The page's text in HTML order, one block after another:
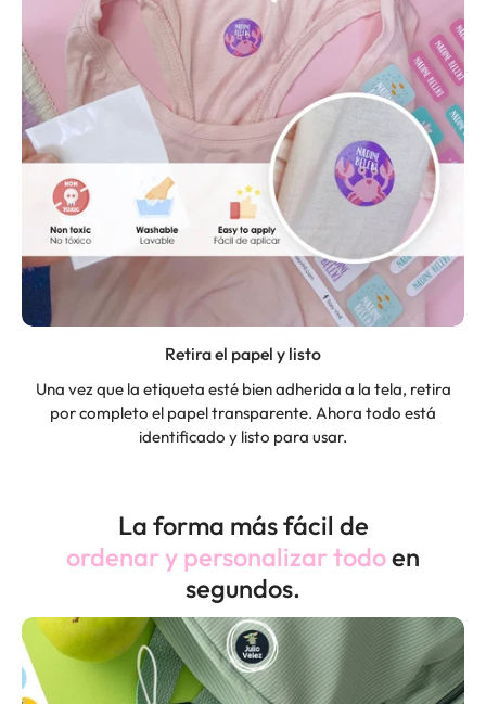
Retira el papel y listo
Una vez que la etiqueta esté bien adherida a la tela, retira
por completo el papel transparente. Ahora todo está
identificado y listo para usar.
La forma más fácil de
ordenar y personalizar todoen
segundos.